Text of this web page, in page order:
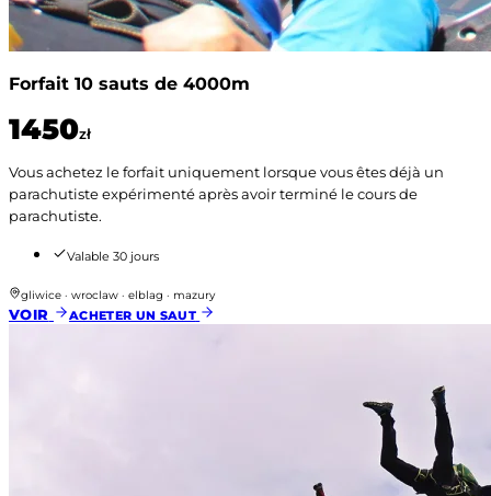
Forfait 10 sauts de 4000m
1450zł
Vous achetez le forfait uniquement lorsque vous êtes déjà un
parachutiste expérimenté après avoir terminé le cours de
parachutiste.
Valable 30 jours
gliwice · wroclaw · elblag · mazury
VOIR ACHETER UN SAUT